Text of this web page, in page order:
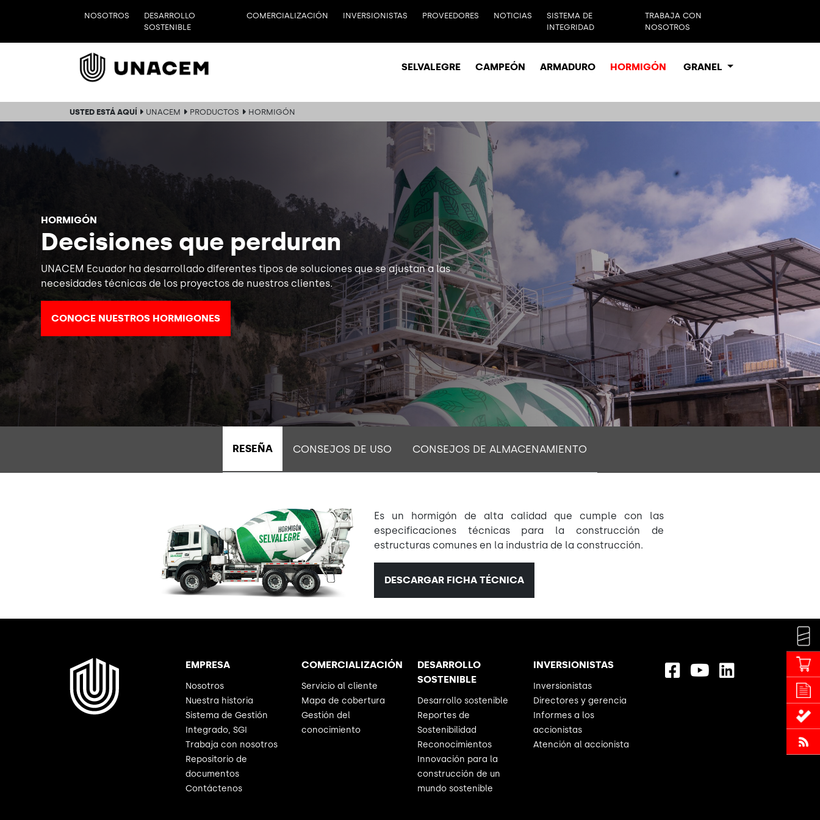
NOSOTROS
DESARROLLO
SOSTENIBLE
COMERCIALIZACIÓN INVERSIONISTAS PROVEEDORES NOTICIAS
SISTEMA DE
INTEGRIDAD
TRABAJA CON
NOSOTROS
SELVALEGRE CAMPEÓN ARMADURO HORMIGÓN GRANEL
USTED ESTÁ AQUÍ UNACEM PRODUCTOS HORMIGÓN
HORMIGÓN
Decisiones que perduran
UNACEM Ecuador ha desarrollado diferentes tipos de soluciones que se ajustan a las
necesidades técnicas de los proyectos de nuestros clientes.
CONOCE NUESTROS HORMIGONES
RESEÑA CONSEJOS DE USO CONSEJOS DE ALMACENAMIENTO
Es un hormigón de alta calidad que cumple con las
especificaciones técnicas para la construcción de
estructuras comunes en la industria de la construcción.
DESCARGAR FICHA TÉCNICA
EMPRESA
Nosotros
Nuestra historia
Sistema de Gestión
Integrado, SGI
Trabaja con nosotros
Repositorio de
documentos
Contáctenos
COMERCIALIZACIÓN
Servicio al cliente
Mapa de cobertura
Gestión del
conocimiento
DESARROLLO
SOSTENIBLE
Desarrollo sostenible
Reportes de
Sostenibilidad
Reconocimientos
Innovación para la
construcción de un
mundo sostenible
INVERSIONISTAS
Inversionistas
Directores y gerencia
Informes a los
accionistas
Atención al accionista